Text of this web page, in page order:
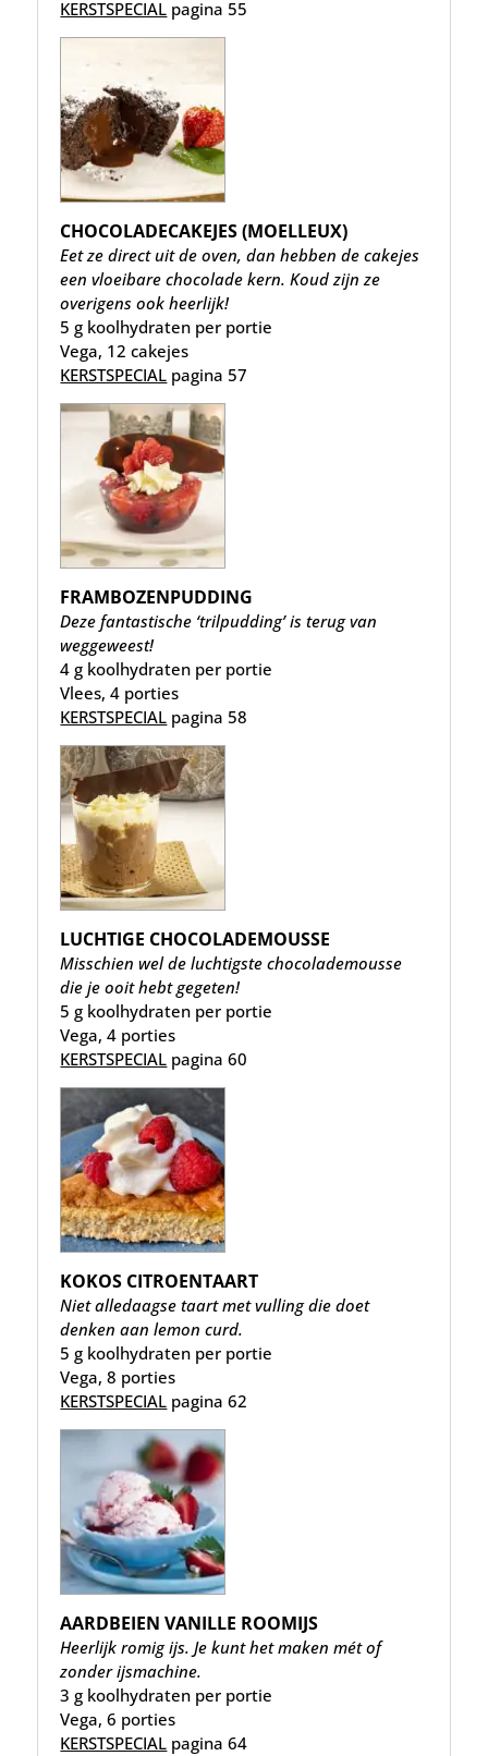
KERSTSPECIAL pagina 55
CHOCOLADECAKEJES (MOELLEUX)
Eet ze direct uit de oven, dan hebben de cakejes
een vloeibare chocolade kern. Koud zijn ze
overigens ook heerlijk!
5 g koolhydraten per portie
Vega, 12 cakejes
KERSTSPECIAL pagina 57
FRAMBOZENPUDDING
Deze fantastische ‘trilpudding’ is terug van
weggeweest!
4 g koolhydraten per portie
Vlees, 4 porties
KERSTSPECIAL pagina 58
LUCHTIGE CHOCOLADEMOUSSE
Misschien wel de luchtigste chocolademousse
die je ooit hebt gegeten!
5 g koolhydraten per portie
Vega, 4 porties
KERSTSPECIAL pagina 60
KOKOS CITROENTAART
Niet alledaagse taart met vulling die doet
denken aan lemon curd.
5 g koolhydraten per portie
Vega, 8 porties
KERSTSPECIAL pagina 62
AARDBEIEN VANILLE ROOMIJS
Heerlijk romig ijs. Je kunt het maken mét of
zonder ijsmachine.
3 g koolhydraten per portie
Vega, 6 porties
KERSTSPECIAL pagina 64